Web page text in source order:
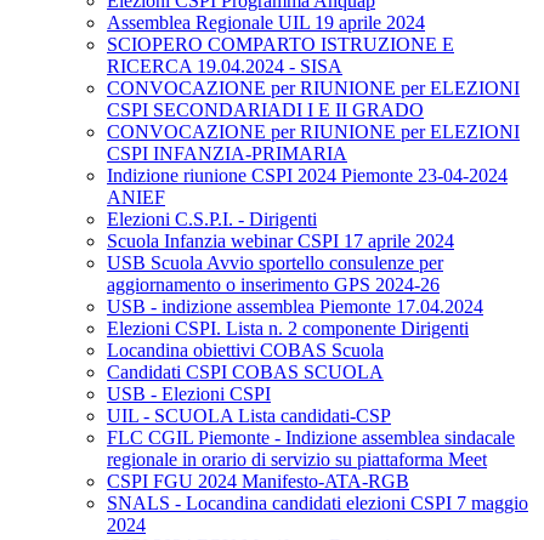
Assemblea Regionale UIL 19 aprile 2024
SCIOPERO COMPARTO ISTRUZIONE E
RICERCA 19.04.2024 - SISA
CONVOCAZIONE per RIUNIONE per ELEZIONI
CSPI SECONDARIADI I E II GRADO
CONVOCAZIONE per RIUNIONE per ELEZIONI
CSPI INFANZIA-PRIMARIA
Indizione riunione CSPI 2024 Piemonte 23-04-2024
ANIEF
Elezioni C.S.P.I. - Dirigenti
Scuola Infanzia webinar CSPI 17 aprile 2024
USB Scuola Avvio sportello consulenze per
aggiornamento o inserimento GPS 2024-26
USB - indizione assemblea Piemonte 17.04.2024
Elezioni CSPI. Lista n. 2 componente Dirigenti
Locandina obiettivi COBAS Scuola
Candidati CSPI COBAS SCUOLA
USB - Elezioni CSPI
UIL - SCUOLA Lista candidati-CSP
FLC CGIL Piemonte - Indizione assemblea sindacale
regionale in orario di servizio su piattaforma Meet
CSPI FGU 2024 Manifesto-ATA-RGB
SNALS - Locandina candidati elezioni CSPI 7 maggio
2024